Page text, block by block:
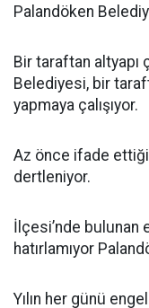
Palandöken
Bir taraftan altyapı
Belediyesi, bir
yapmaya çalışıyor.
Az önce ifade
dertleniyor.
İlçesi’nde bulunan
hatırlamıyor
Yılın her günü